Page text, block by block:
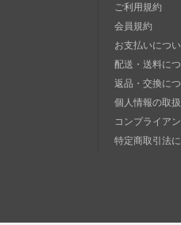
ご利用規約
会員規約
お支払いにつ
配送・送料に
返品・交換に
個人情報の取
コンプライア
特定商取引法